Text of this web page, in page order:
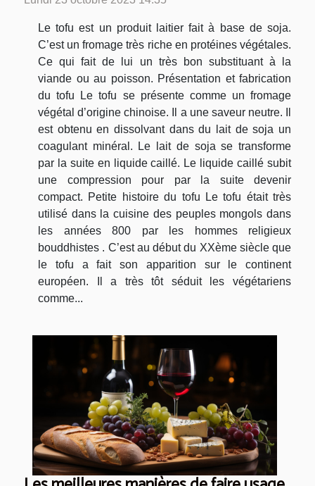
Le tofu est un produit laitier fait à base de soja.
C’est un fromage très riche en protéines végétales.
Ce qui fait de lui un très bon substituant à la
viande ou au poisson. Présentation et fabrication
du tofu Le tofu se présente comme un fromage
végétal d’origine chinoise. Il a une saveur neutre. Il
est obtenu en dissolvant dans du lait de soja un
coagulant minéral. Le lait de soja se transforme
par la suite en liquide caillé. Le liquide caillé subit
une compression pour par la suite devenir
compact. Petite histoire du tofu Le tofu était très
utilisé dans la cuisine des peuples mongols dans
les années 800 par les hommes religieux
bouddhistes . C’est au début du XXème siècle que
le tofu a fait son apparition sur le continent
européen. Il a très tôt séduit les végétariens
comme...